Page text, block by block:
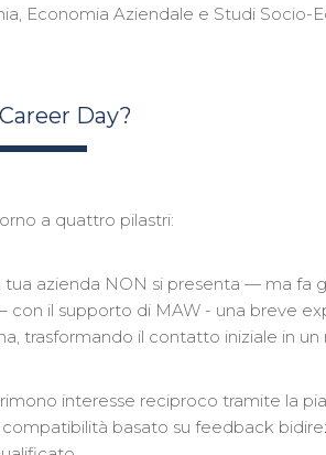
Economia Aziendale e Studi Socio-
Day?
a quattro pilastri:
tua azienda NON si presenta — ma fa
con il supporto di MAW - una breve
trasformando il contatto iniziale in
interesse reciproco tramite la
basato su feedback